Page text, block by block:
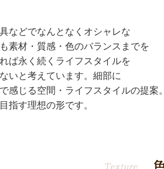
などでなんとなくオシャレな
素材・質感・色のバランスまでを
ば永く続くライフスタイルを
いと考えています。細部に
感じる空間・ライフスタイルの提案。
指す理想の形です。